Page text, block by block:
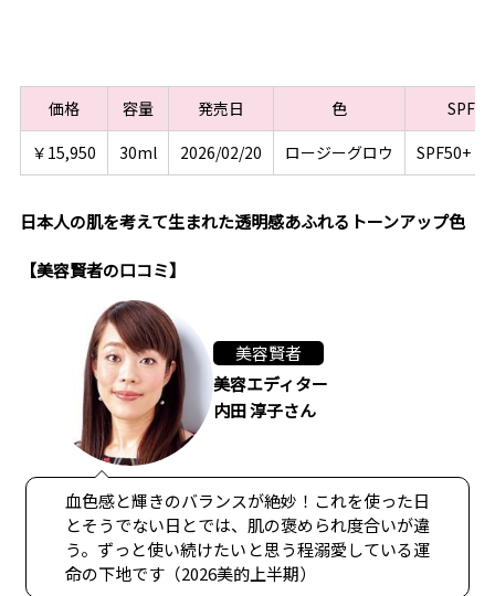
価格 容量 発売日 色
SPF・
￥15,950
30ml 2026/02/20 ロージーグロウ SPF50+・
日本人の肌を考えて生まれた透明感あふれるトーンアップ色
【美容賢者の口コミ】
美容賢者
美容エディター
内田 淳子さん
血色感と輝きのバランスが絶妙！これを使った日
とそうでない日とでは、肌の褒められ度合いが違
う。ずっと使い続けたいと思う程溺愛している運
命の下地です（2026美的上半期）